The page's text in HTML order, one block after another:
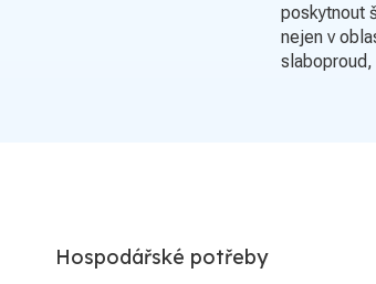
poskytnout
nejen v
slaboproud,
Hospodářské potřeby